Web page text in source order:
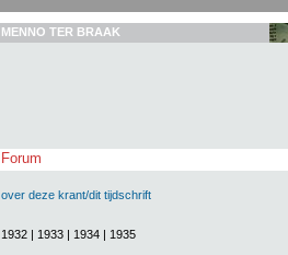
MENNO TER BRAAK
Forum
over deze krant/dit tijdschrift
1932 | 1933 | 1934 | 1935